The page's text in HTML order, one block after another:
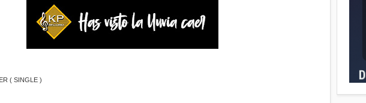
( SINGLE )